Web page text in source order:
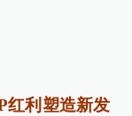
红利塑造新发